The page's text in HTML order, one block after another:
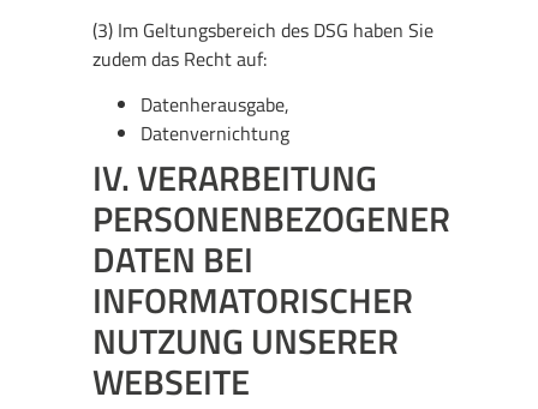
(3) Im Geltungsbereich des DSG haben Sie
zudem das Recht auf:
Datenherausgabe,
Datenvernichtung
IV. VERARBEITUNG
PERSONENBEZOGENER
DATEN BEI
INFORMATORISCHER
NUTZUNG UNSERER
WEBSEITE